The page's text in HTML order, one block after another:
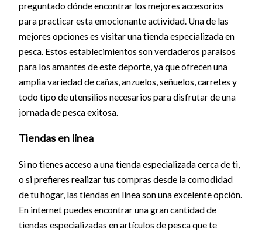
preguntado dónde encontrar los mejores accesorios
para practicar esta emocionante actividad. Una de las
mejores opciones es visitar una tienda especializada en
pesca. Estos establecimientos son verdaderos paraísos
para los amantes de este deporte, ya que ofrecen una
amplia variedad de cañas, anzuelos, señuelos, carretes y
todo tipo de utensilios necesarios para disfrutar de una
jornada de pesca exitosa.
Tiendas en línea
Si no tienes acceso a una tienda especializada cerca de ti,
o si prefieres realizar tus compras desde la comodidad
de tu hogar, las tiendas en línea son una excelente opción.
En internet puedes encontrar una gran cantidad de
tiendas especializadas en artículos de pesca que te